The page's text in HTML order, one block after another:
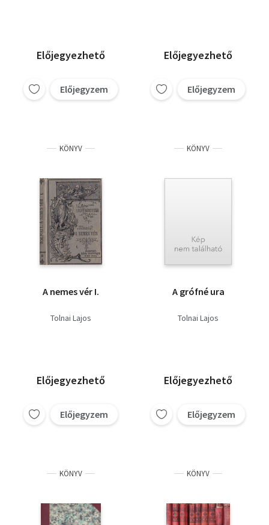
Előjegyezhető
Előjegyzem
Előjegyezhető
Előjegyzem
KÖNYV
A nemes vér I.
Tolnai Lajos
Előjegyezhető
Előjegyzem
KÖNYV
A grófné ura
Tolnai Lajos
Előjegyezhető
Előjegyzem
KÖNYV KÖNYV